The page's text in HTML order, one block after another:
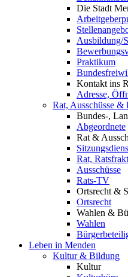
Die Stadt
Ausbildung/
Praktikum
Kontakt ins
Adresse,
Rat, Ausschüsse &
Bundes-,
Abgeordnete
Rat &
Rat,
Ausschüsse
Rats-TV
Ortsrecht &
Ortsrecht
Wahlen &
Wahlen
Leben in Menden
Kultur & Bildung
Kultur